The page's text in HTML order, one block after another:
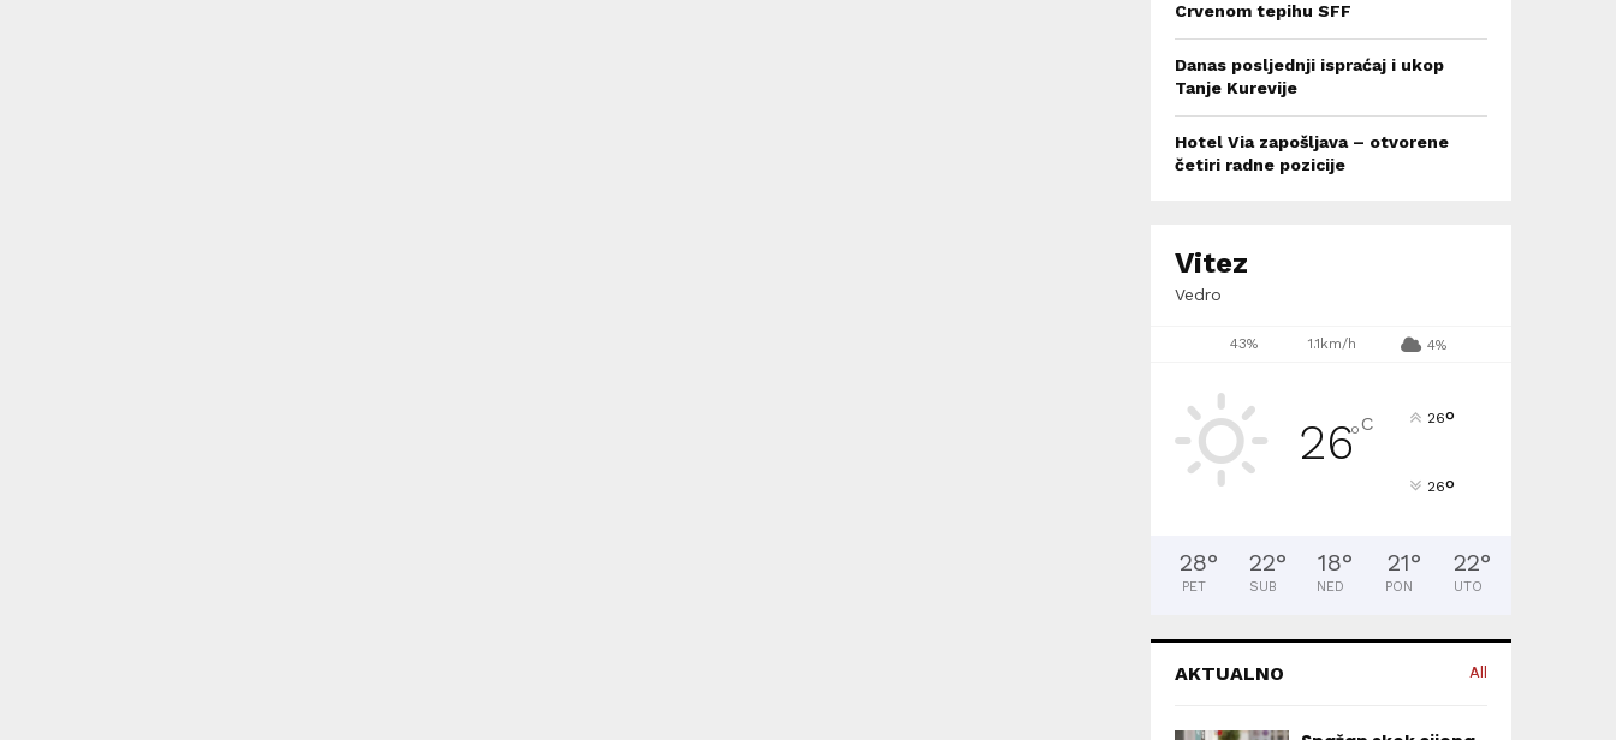
Crvenom tepihu SFF
Danas posljednji ispraćaj i ukop
Tanje Kurevije
Hotel Via zapošljava – otvorene
četiri radne pozicije
Vitez
Vedro
43% 1.1km/h 4%
26°C 26°
26°
28°
PET
22°
SUB
18°
NED
21°
PON
22°
UTO
AKTUALNO All